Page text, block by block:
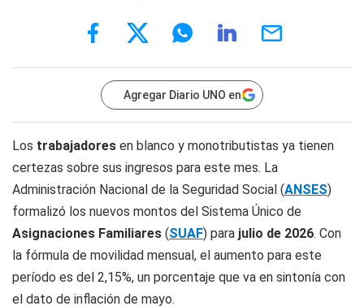
Agregar Diario UNO en
Los trabajadores en blanco y monotributistas ya tienen
certezas sobre sus ingresos para este mes. La
Administración Nacional de la Seguridad Social (ANSES)
formalizó los nuevos montos del Sistema Único de
Asignaciones Familiares (SUAF) para julio de 2026. Con
la fórmula de movilidad mensual, el aumento para este
período es del 2,15%, un porcentaje que va en sintonía con
el dato de inflación de mayo.